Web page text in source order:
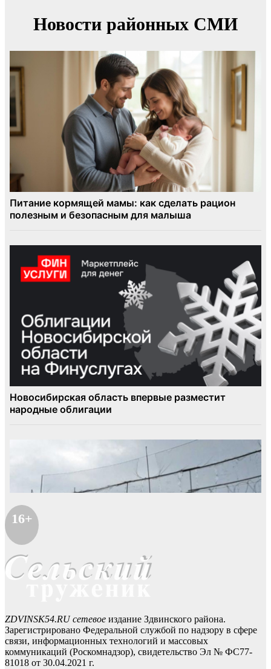
16+
ZDVINSK54.RU сетевое издание Здвинского района.
Зарегистрировано Федеральной службой по надзору в сфере
связи, информационных технологий и массовых
коммуникаций (Роскомнадзор), свидетельство Эл № ФС77-
81018 от 30.04.2021 г.